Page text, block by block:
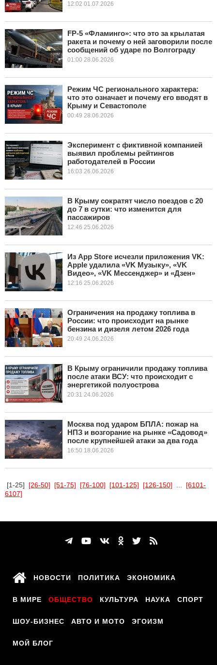
12:02 01.07.2026
FP-5 «Фламинго»: что это за крылатая
ракета и почему о ней заговорили после
сообщений об ударе по Волгограду
01:00 28.06.2026
Режим ЧС регионального характера:
что это означает и почему его вводят в
Крыму и Севастополе
00:49 28.06.2026
Эксперимент с фиктивной компанией
выявил проблемы рейтингов
работодателей в России
16:03 26.06.2026
В Крыму сократят число поездов с 20
до 7 в сутки: что изменится для
пассажиров
12:46 25.06.2026
Из App Store исчезли приложения VK:
Apple удалила «VK Музыку», «VK
Видео», «VK Мессенджер» и «Дзен»
12:16 25.06.2026
Ограничения на продажу топлива в
России: что происходит на рынке
бензина и дизеля летом 2026 года
20:49 24.06.2026
В Крыму ограничили продажу топлива
после атаки ВСУ: что происходит с
энергетикой полуострова
20:31 24.06.2026
Москва под ударом БПЛА: пожар на
НПЗ и возгорание на рынке «Садовод»
после крупнейшей атаки за два года
16:50 18.06.2026
[1-25] [26-50] [51-75] [76-100] [101-125] [126-150]
[6101-
6107]
НОВОСТИ ПОЛИТИКА ЭКОНОМИКА
В МИРЕ ОБЩЕСТВО КУЛЬТУРА НАУКА СПОРТ
ШОУ-БИЗНЕС АВТО И МОТО ЭГОИЗМ
МОЙ БЛОГ